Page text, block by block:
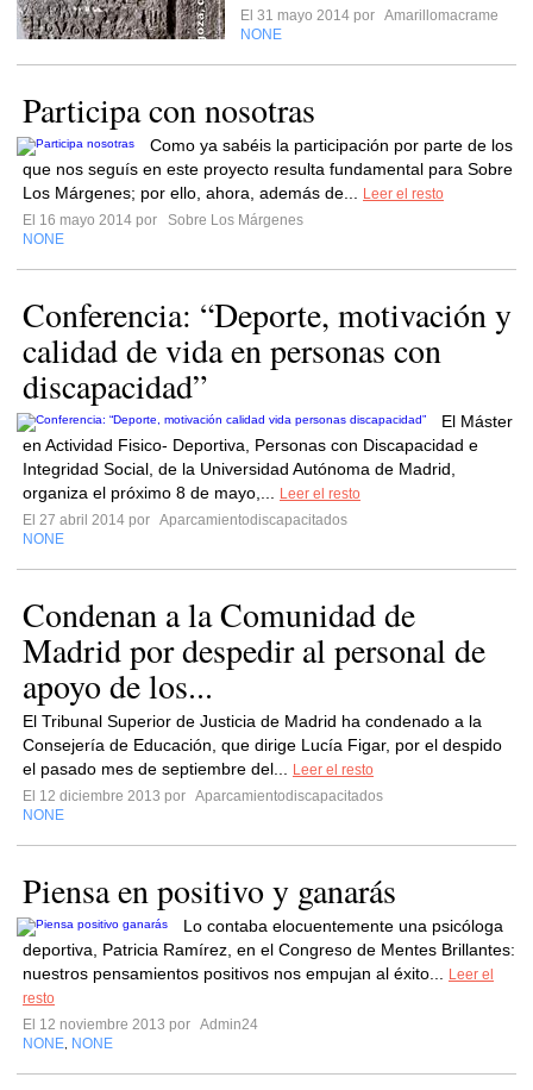
El 31 mayo 2014 por Amarillomacrame
NONE
Participa con nosotras
Como ya sabéis la participación por parte de los
que nos seguís en este proyecto resulta fundamental para Sobre
Los Márgenes; por ello, ahora, además de...
Leer el resto
El 16 mayo 2014 por
Sobre Los Márgenes
NONE
Conferencia: “Deporte, motivación y
calidad de vida en personas con
discapacidad”
El Máster
en Actividad Fisico- Deportiva, Personas con Discapacidad e
Integridad Social, de la Universidad Autónoma de Madrid,
organiza el próximo 8 de mayo,...
Leer el resto
El 27 abril 2014 por Aparcamientodiscapacitados
NONE
Condenan a la Comunidad de
Madrid por despedir al personal de
apoyo de los...
El Tribunal Superior de Justicia de Madrid ha condenado a la
Consejería de Educación, que dirige Lucía Figar, por el despido
el pasado mes de septiembre del...
Leer el resto
El 12 diciembre 2013 por Aparcamientodiscapacitados
NONE
Piensa en positivo y ganarás
Lo contaba elocuentemente una psicóloga
deportiva, Patricia Ramírez, en el Congreso de Mentes Brillantes:
nuestros pensamientos positivos nos empujan al éxito...
Leer el
resto
El 12 noviembre 2013 por Admin24
NONE NONE